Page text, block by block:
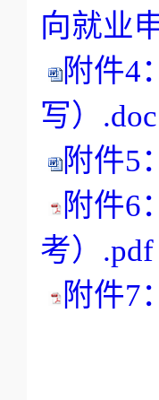
向就业
附件4
写）.doc
附件5
附件6
考）.pdf
附件7